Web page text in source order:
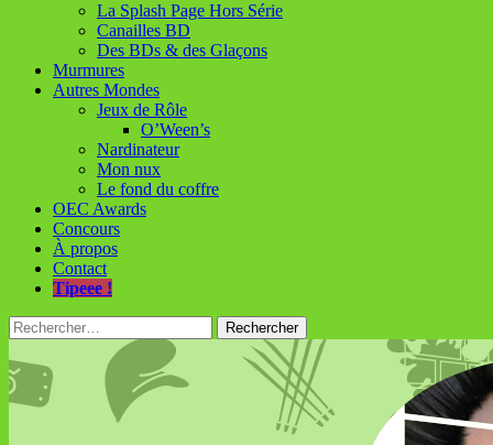
La Splash Page Hors Série
Canailles BD
Des BDs & des Glaçons
Murmures
Autres Mondes
Jeux de Rôle
O’Ween’s
Nardinateur
Mon nux
Le fond du coffre
OEC Awards
Concours
À propos
Contact
Tipeee !
Rechercher :